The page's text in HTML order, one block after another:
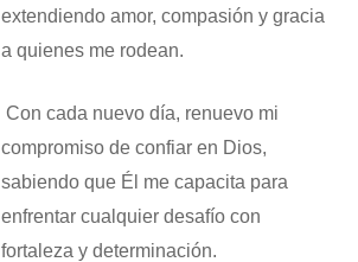
extendiendo amor, compasión y gracia
a quienes me rodean.
​ Con cada nuevo día, renuevo mi
compromiso de confiar en Dios,
sabiendo que Él me capacita para
enfrentar cualquier desafío con
fortaleza y determinación.